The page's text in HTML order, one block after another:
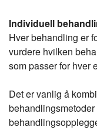
Individuell
Hver behandling er
vurdere hvilken
som passer for hver
Det er vanlig å